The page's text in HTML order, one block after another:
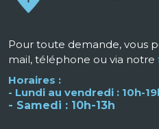
Pour toute demande, vous
mail, téléphone ou via notre
Horaires :
- Lundi au vendredi : 10h-
- Samedi : 10h-13h